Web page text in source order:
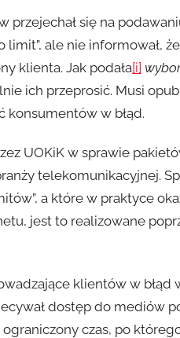
się na
ale nie informował,
klienta. Jak podała[i]
ich przeprosić. Musi
konsumentów w błąd.
UOKiK w sprawie
telekomunikacyjnej.
a które w praktyce
jest to realizowane
klientów w błąd
dostęp do mediów po
czas, po